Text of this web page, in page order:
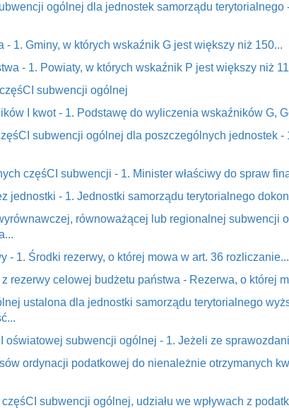
ogólnej dla jednostek samorządu
- 1. Gminy, w których wskaźnik G jest większy niż 150...
- 1. Powiaty, w których wskaźnik P jest większy niż
subwencji ogólnej
I kwot - 1. Podstawę do wyliczenia wskaźników G,
subwencji ogólnej dla poszczególnych jednostek
częśCI subwencji - 1. Minister właściwy do spraw
jednostki - 1. Jednostki samorządu terytorialnego
równoważącej lub regionalnej subwencji
- 1. Środki rezerwy, o której mowa w art. 36 rozliczanie...
rezerwy celowej budżetu państwa - Rezerwa, o której
ustalona dla jednostki samorządu terytorialnego
oświatowej subwencji ogólnej - 1. Jeżeli ze
ordynacji podatkowej do nienależnie otrzymanych
subwencji ogólnej, udziału we wpływach z